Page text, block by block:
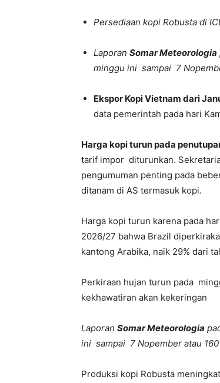
Persediaan kopi Robusta di
Laporan Somar Meteorologia
minggu ini sampai 7
Ekspor Kopi Vietnam dari
data pemerintah pada hari
Harga kopi turun pada
tarif impor diturunkan.
pengumuman penting pada
ditanam di AS termasuk kopi.
Harga kopi turun karena pada
2026/27 bahwa Brazil
kantong Arabika, naik 29% dari
Perkiraan hujan turun pada
kekhawatiran akan kekeringan
Laporan Somar Meteorologia
ini sampai 7 Nopember atau
Produksi kopi Robusta